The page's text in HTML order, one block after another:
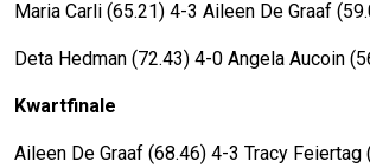
Maria Carli (65.21) 4-3 Aileen De Graaf
Deta Hedman (72.43) 4-0 Angela Aucoin
Kwartfinale
Aileen De Graaf (68.46) 4-3 Tracy Feiertag